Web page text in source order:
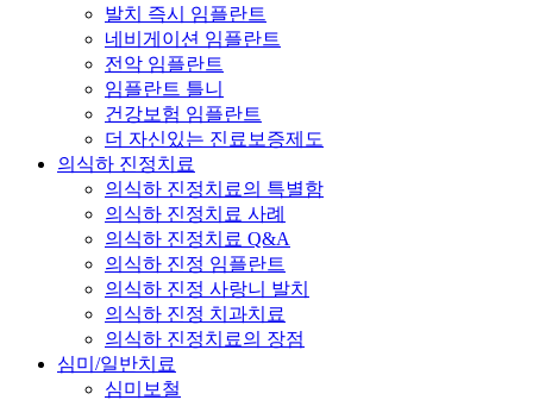
발치 즉시 임플란트
네비게이션 임플란트
전악 임플란트
임플란트 틀니
건강보험 임플란트
더 자신있는 진료보증제도
의식하 진정치료
의식하 진정치료의 특별함
의식하 진정치료 사례
의식하 진정치료 Q&A
의식하 진정 임플란트
의식하 진정 사랑니 발치
의식하 진정 치과치료
의식하 진정치료의 장점
심미/일반치료
심미보철